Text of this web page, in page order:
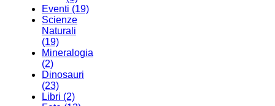
Eventi (19)
Scienze
Naturali
(19)
Mineralogia
(2)
Dinosauri
(23)
Libri (2)